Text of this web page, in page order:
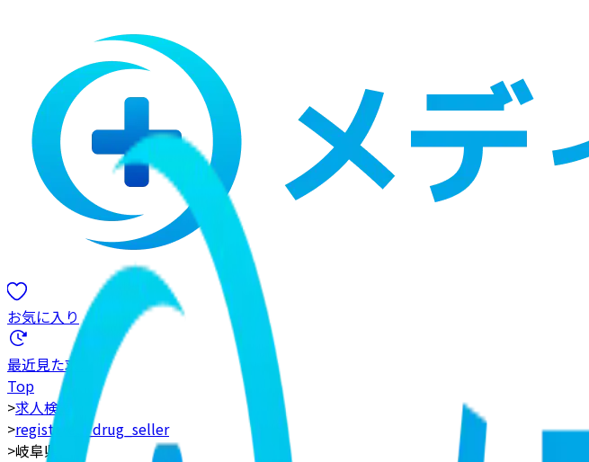
お気に入り
最近見た求人
Top
>求人検索
>registered_drug_seller
>岐阜県